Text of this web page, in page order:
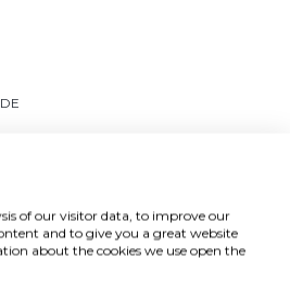
of our visitor data, to improve our
and to give you a great website
about the cookies we use open the